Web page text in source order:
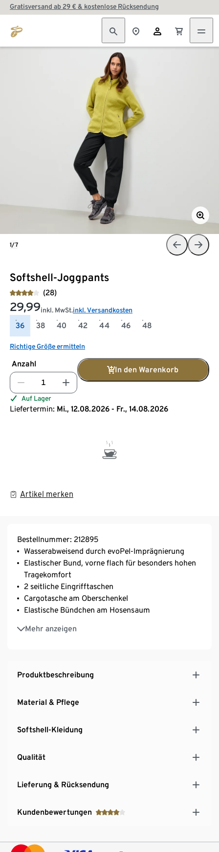
Gratisversand ab 29 € & kostenlose Rücksendung
Softshell-Joggpants
(28)
29,99inkl. MwSt.inkl. Versandkosten
36 38 40 42 44 46 48
Richtige Größe ermitteln
Anzahl
In den Warenkorb
Auf Lager
Liefertermin: Mi., 12.08.2026 - Fr., 14.08.2026
Artikel merken
1/7
Bestellnummer: 212895
Wasserabweisend durch evoPel-Imprägnierung
Elastischer Bund, vorne flach für besonders hohen
Tragekomfort
2 seitliche Eingrifftaschen
Cargotasche am Oberschenkel
Elastische Bündchen am Hosensaum
Mehr anzeigen
Softes, elastisches Material mit der Faser Creora® –
für optimale Bewegungsfreiheit
Produktbeschreibung
Material & Pflege
Softshell-Kleidung
Qualität
Lieferung & Rücksendung
Kundenbewertungen